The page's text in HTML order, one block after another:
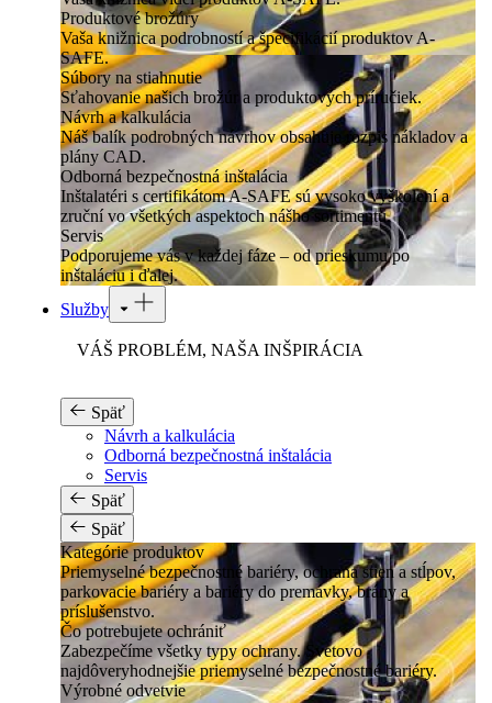
Produktové brožúry
Vaša knižnica podrobností a špecifikácií produktov A-
SAFE.
Súbory na stiahnutie
Sťahovanie našich brožúr a produktových príručiek.
Návrh a kalkulácia
Náš balík podrobných návrhov obsahuje rozpis nákladov a
plány CAD.
Odborná bezpečnostná inštalácia
Inštalatéri s certifikátom A-SAFE sú vysoko vyškolení a
zruční vo všetkých aspektoch nášho sortimentu.
Servis
Podporujeme vás v každej fáze – od prieskumu po
inštaláciu i ďalej.
Služby
VÁŠ PROBLÉM, NAŠA INŠPIRÁCIA
Späť
Návrh a kalkulácia
Odborná bezpečnostná inštalácia
Servis
Späť
Späť
Kategórie produktov
Priemyselné bezpečnostné bariéry, ochrana stien a stĺpov,
parkovacie bariéry a bariéry do premávky, brány a
príslušenstvo.
Čo potrebujete ochrániť
Zabezpečíme všetky typy ochrany. Svetovo
najdôveryhodnejšie priemyselné bezpečnostné bariéry.
Výrobné odvetvie